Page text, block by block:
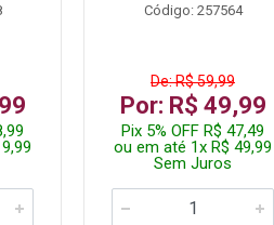
Código: 257564
De: R$ 59,99
Por: R$ 49,99
Pix 5% OFF R$ 47,49
ou em até 1x R$ 49,99
Sem Juros